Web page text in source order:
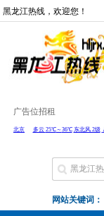
黑龙江热线，欢迎您！
广告位招租
网站关键词：